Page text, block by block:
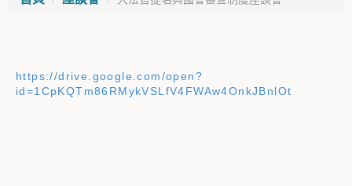
https://drive.google.com/open?
id=1CpKQTm86RMykVSLfV4FWAw4OnkJBnlOt